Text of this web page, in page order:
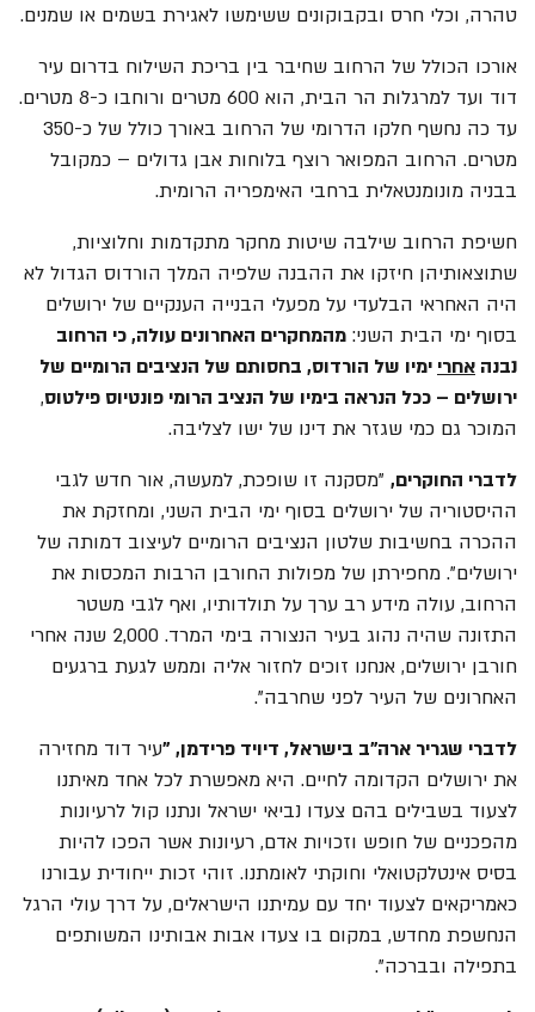
טהרה, וכלי חרס ובקבוקונים ששימשו לאגירת בשמים או שמנים.
אורכו הכולל של הרחוב שחיבר בין בריכת השילוח בדרום עיר
דוד ועד למרגלות הר הבית, הוא 600 מטרים ורוחבו כ-8 מטרים.
עד כה נחשף חלקו הדרומי של הרחוב באורך כולל של כ-350
מטרים. הרחוב המפואר רוצף בלוחות אבן גדולים – כמקובל
בבניה מונומנטאלית ברחבי האימפריה הרומית.
חשיפת הרחוב שילבה שיטות מחקר מתקדמות וחלוציות,
שתוצאותיהן חיזקו את ההבנה שלפיה המלך הורדוס הגדול לא
היה האחראי הבלעדי על מפעלי הבנייה הענקיים של ירושלים
בסוף ימי הבית השני: מהמחקרים האחרונים עולה, כי הרחוב
נבנה אחרי ימיו של הורדוס, בחסותם של הנציבים הרומיים של
ירושלים – ככל הנראה בימיו של הנציב הרומי פונטיוס פילטוס,
המוכר גם כמי שגזר את דינו של ישו לצליבה.
לדברי החוקרים, "מסקנה זו שופכת, למעשה, אור חדש לגבי
ההיסטוריה של ירושלים בסוף ימי הבית השני, ומחזקת את
ההכרה בחשיבות שלטון הנציבים הרומיים לעיצוב דמותה של
ירושלים". מחפירתן של מפולות החורבן הרבות המכסות את
הרחוב, עולה מידע רב ערך על תולדותיו, ואף לגבי משטר
התזונה שהיה נהוג בעיר הנצורה בימי המרד. 2,000 שנה אחרי
חורבן ירושלים, אנחנו זוכים לחזור אליה וממש לגעת ברגעים
האחרונים של העיר לפני שחרבה".
לדברי שגריר ארה"ב בישראל, דיויד פרידמן, "עיר דוד מחזירה
את ירושלים הקדומה לחיים. היא מאפשרת לכל אחד מאיתנו
לצעוד בשבילים בהם צעדו נביאי ישראל ונתנו קול לרעיונות
מהפכניים של חופש וזכויות אדם, רעיונות אשר הפכו להיות
בסיס אינטלקטואלי וחוקתי לאומתנו. זוהי זכות ייחודית עבורנו
כאמריקאים לצעוד יחד עם עמיתנו הישראלים, על דרך עולי הרגל
הנחשפת מחדש, במקום בו צעדו אבות אבותינו המשותפים
בתפילה ובברכה".